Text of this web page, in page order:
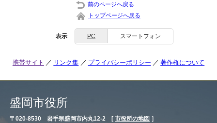
前のページへ戻る
トップページへ戻る
表示 PC スマートフォン
携帯サイト リンク集 プライバシーポリシー 著作権について
盛岡市役所
〒020-8530 岩手県盛岡市内丸12-2 [ 市役所の地図 ］